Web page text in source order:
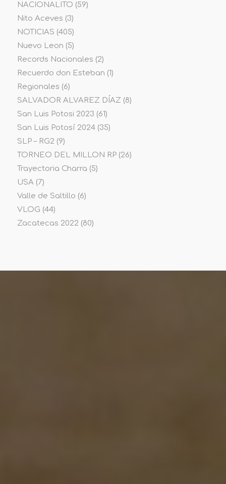
NACIONALITO (59)
Nito Aceves (3)
NOTICIAS (405)
Nuevo Leon (5)
Records Nacionales (2)
Recuerdo don Esteban (1)
Regionales (6)
SALVADOR ALVAREZ DÍAZ (8)
San Luis Potosi 2023 (61)
San Luis Potosí 2024(35)
SLP – RG2 (9)
TORNEO DEL MILLON RP(26)
Trayectoria Charra (5)
USA(7)
Valle de Saltillo (6)
VLOG (44)
Zacatecas 2022 (80)